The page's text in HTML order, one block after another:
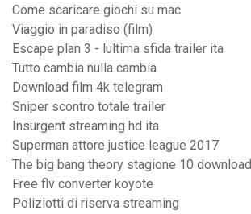
Come scaricare giochi su mac
Viaggio in paradiso (film)
Escape plan 3 - lultima sfida trailer ita
Tutto cambia nulla cambia
Download film 4k telegram
Sniper scontro totale trailer
Insurgent streaming hd ita
Superman attore justice league 2017
The big bang theory stagione 10 download
Free flv converter koyote
Poliziotti di riserva streaming